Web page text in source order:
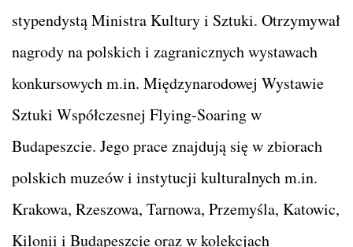
stypendystą Ministra Kultury i Sztuki. Otrzymywał
nagrody na polskich i zagranicznych wystawach
konkursowych m.in. Międzynarodowej Wystawie
Sztuki Współczesnej Flying-Soaring w
Budapeszcie. Jego prace znajdują się w zbiorach
polskich muzeów i instytucji kulturalnych m.in.
Krakowa, Rzeszowa, Tarnowa, Przemyśla, Katowic,
Kilonii i Budapeszcie oraz w kolekcjach